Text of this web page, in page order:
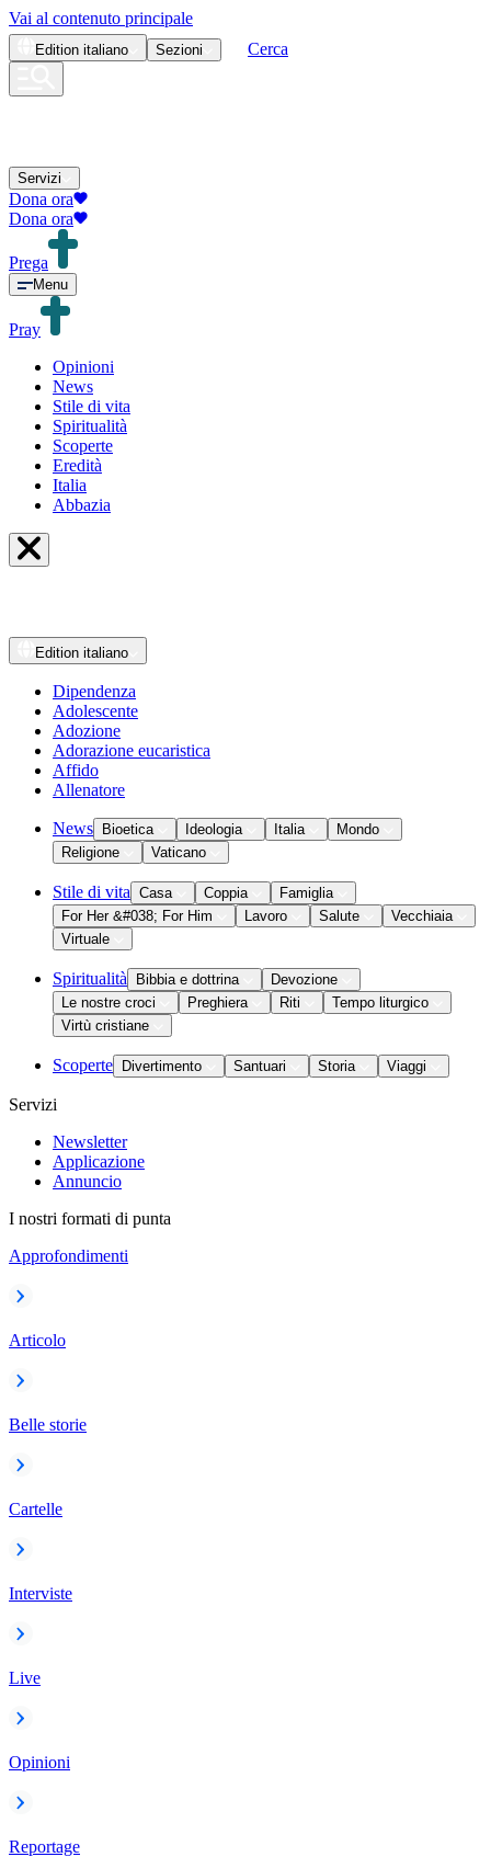
Vai al contenuto principale
Edition italiano Sezioni Cerca
Servizi
Dona ora
Dona ora
Prega
Menu
Pray
Opinioni
News
Stile di vita
Spiritualità
Scoperte
Eredità
Italia
Abbazia
Edition italiano
Dipendenza
Adolescente
Adozione
Adorazione eucaristica
Affido
Allenatore
News Bioetica Ideologia Italia
Mondo
Religione
Vaticano
Stile di vita Casa Coppia
Famiglia
For Her &#038; For Him
Lavoro Salute
Vecchiaia
Virtuale
Spiritualità Bibbia e dottrina
Devozione
Le nostre croci
Preghiera Riti
Tempo liturgico
Virtù cristiane
Scoperte Divertimento Santuari Storia Viaggi
Servizi
Newsletter
Applicazione
Annuncio
I nostri formati di punta
Approfondimenti
Articolo
Belle storie
Cartelle
Interviste
Live
Opinioni
Reportage